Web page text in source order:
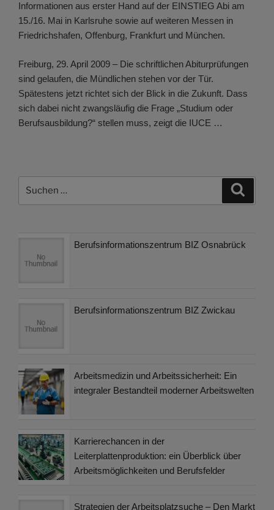
Informationen aus erster Hand auf der EINSTIEG Abi am
15./16. Mai in Karlsruhe sowie auf weiteren Messen in
Friedrichshafen, Offenburg, Frankfurt und München.
Freiburg, 29. April 2009 – Die schriftlichen Abiturprüfungen
sind gelaufen, die Mündlichen stehen vor der Tür.
Spätestens jetzt richtet sich der Blick in die Zukunft. Dass
sich dabei nicht zwangsläufig die Frage „Studium oder
Berufsausbildung?“ stellen muss, zeigt die IUCE …
Berufsinformationszentrum BIZ Osnabrück
Berufsinformationszentrum BIZ Zwickau
Arbeitsmedizin und Arbeitssicherheit: Ein
integraler Bestandteil moderner Arbeitswelten
Karrierechancen in der
Leiterplattenproduktion: ein Überblick über
Arbeitsmöglichkeiten und Berufsfelder
Strategien der Arbeitsplatzsuche – Den Markt